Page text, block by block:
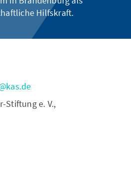
Hilfskraft.
Stiftung e. V.,